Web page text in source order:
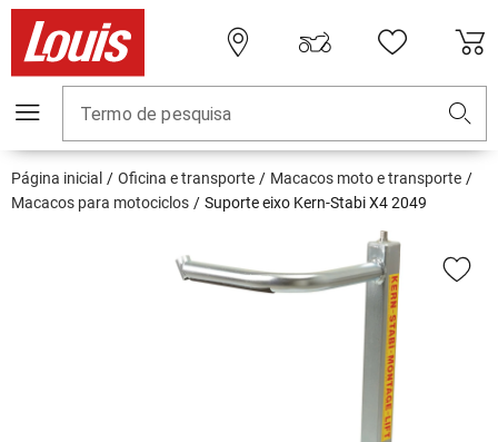
Termo de pesquisa
Página inicial Oficina e transporte
Macacos moto e transporte
Macacos para motociclos
Suporte eixo Kern-Stabi X4 2049